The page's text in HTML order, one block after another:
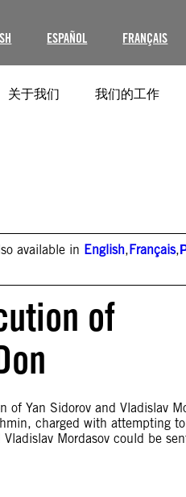
ESPAÑOL FRANÇAIS
关于我们 我们的工作
available in English,Français,
of
of Yan Sidorov and Vladislav
charged with attempting
Mordasov could be